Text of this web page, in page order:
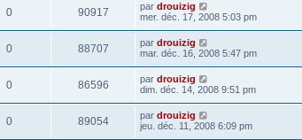
0 90917 par drouizig
mer. déc. 17, 2008 5:03 pm
0 88707 par drouizig
mar. déc. 16, 2008 5:47 pm
0 86596 par drouizig
dim. déc. 14, 2008 9:51 pm
0 89054 par drouizig
jeu. déc. 11, 2008 6:09 pm